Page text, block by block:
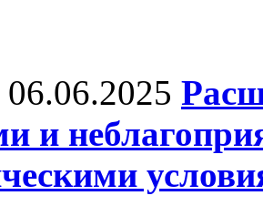
06.06.2025
и